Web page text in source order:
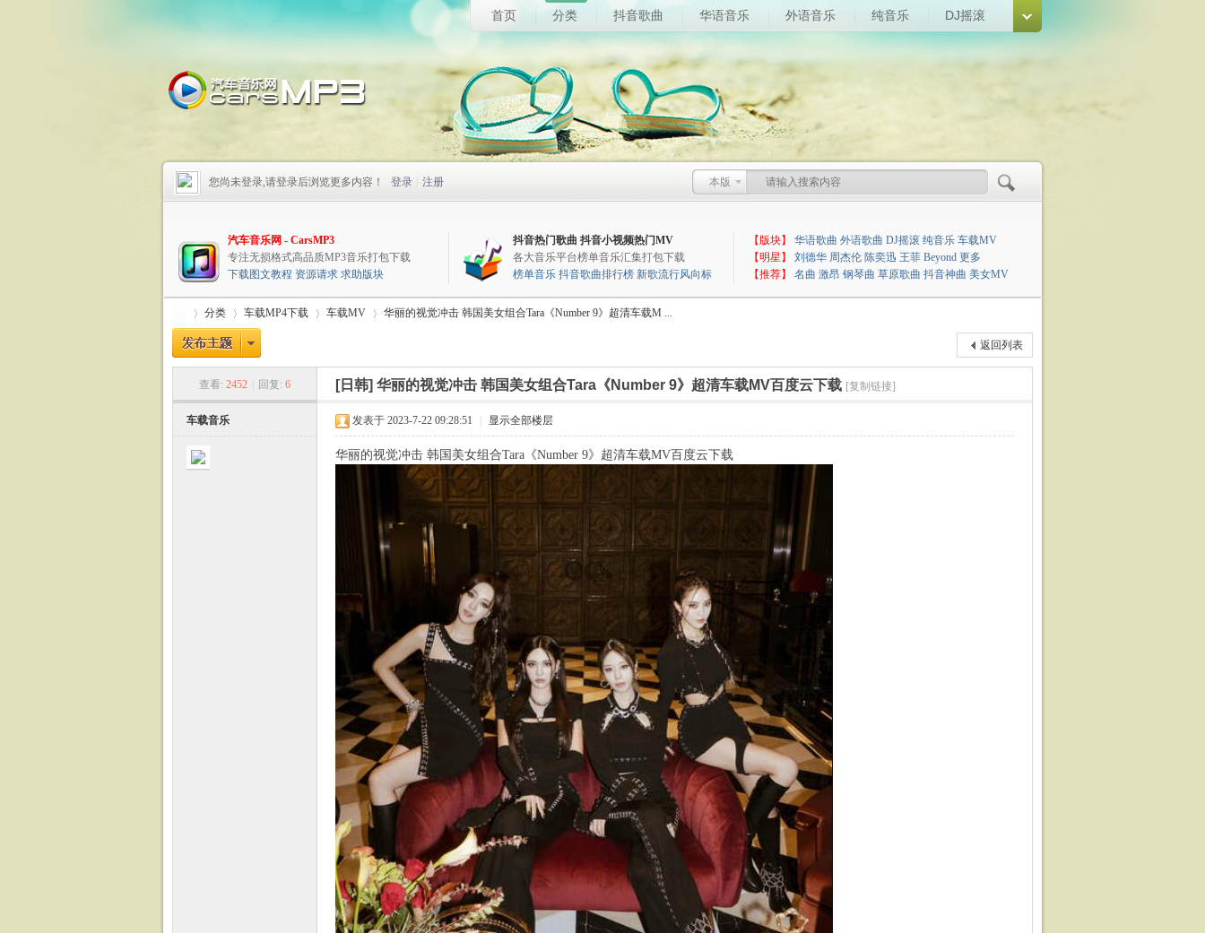
首页 分类 抖音歌曲 华语音乐 外语音乐 纯音乐 DJ摇滚
本版
您尚未登录,请登录后浏览更多内容！ 登录 注册
汽车音乐网 - CarsMP3
专注无损格式高品质MP3音乐打包下载
下载图文教程 资源请求 求助版块
抖音热门歌曲 抖音小视频热门MV
各大音乐平台榜单音乐汇集打包下载
榜单音乐 抖音歌曲排行榜 新歌流行风向标
【版块】 华语歌曲 外语歌曲 DJ摇滚 纯音乐 车载MV
【明星】
刘德华 周杰伦 陈奕迅 王菲 Beyond 更多
【推荐】
名曲 激昂 钢琴曲 草原歌曲 抖音神曲 美女MV
分类
›
车载MP4下载 车载MV
›
华丽的视觉冲击 韩国美女组合Tara《Number 9》超清车载M ...
返回列表
查看: 2452 回复: 6 [日韩] 华丽的视觉冲击 韩国美女组合Tara《Number 9》超清车载MV百度云下载 [复制链接]
车载音乐 发表于 2023-7-22 09:28:51 显示全部楼层
华丽的视觉冲击 韩国美女组合Tara《Number 9》超清车载MV百度云下载